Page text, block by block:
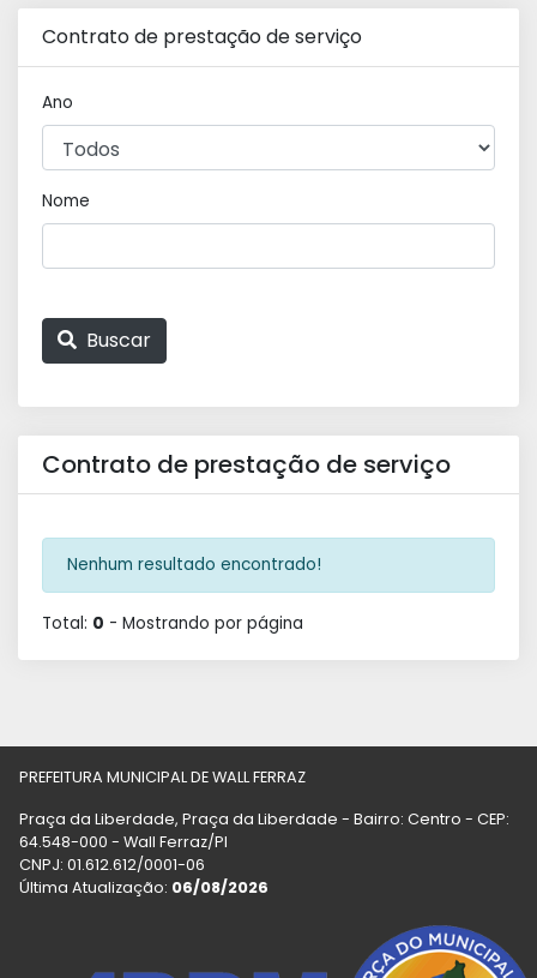
Contrato de prestação de serviço
Ano
Nome
Buscar
Contrato de prestação de serviço
Nenhum resultado encontrado!
Total: 0 - Mostrando por página
PREFEITURA MUNICIPAL DE WALL FERRAZ
Praça da Liberdade, Praça da Liberdade - Bairro: Centro - CEP:
64.548-000 - Wall Ferraz/PI
CNPJ: 01.612.612/0001-06
Última Atualização: 06/08/2026